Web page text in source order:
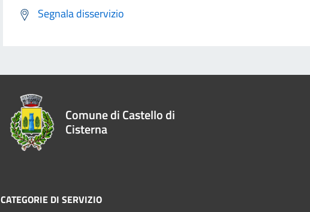
Segnala disservizio
Comune di Castello di
Cisterna
CATEGORIE DI SERVIZIO